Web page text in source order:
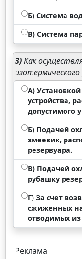
Б) Система
В) Система
3)Как
А)
устройства,
допустимого
Б) Подачей
змеевик,
резервуара.
В) Подачей
рубашку
Г) За счет
сжиженных
отводимых из
Реклама